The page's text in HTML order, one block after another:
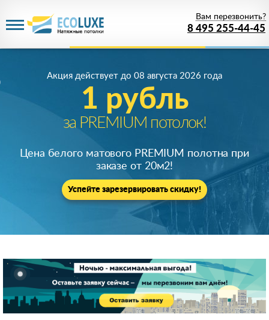
8 495 255-44-45
Вам перезвонить?
1 рубль
за PREMIUM потолок!
Акция действует до 08 августа 2026 года
Цена белого матового PREMIUM полотна при
заказе от 20м2!
Успейте зарезервировать скидку!